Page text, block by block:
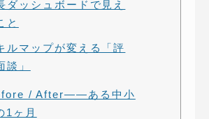
ダッシュボードで見え
と
ルマップが変える「評
談」
/ After——ある中小
1ヶ月